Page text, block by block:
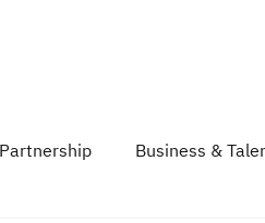
Business &